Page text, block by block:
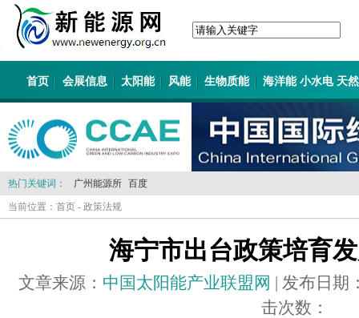
首页 会展信息 太阳能 风能 生物质能 海洋能 小水电 天
热门关键词： 广州能源所 百度
当前位置： 首页 - 政策法规
海宁市出台政策培育
文章来源： 中国太阳能产业联盟网 | 发布日期
击次数：